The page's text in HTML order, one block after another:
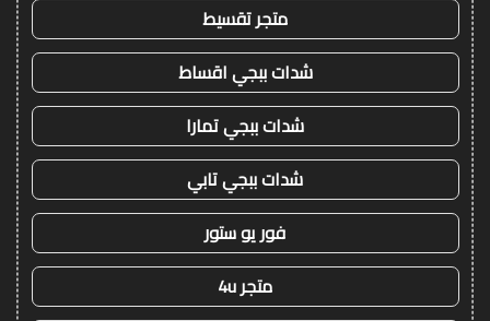
متجر تقسيط
شدات ببجي اقساط
شدات ببجي تمارا
شدات ببجي تابي
فور يو ستور
متجر 4u